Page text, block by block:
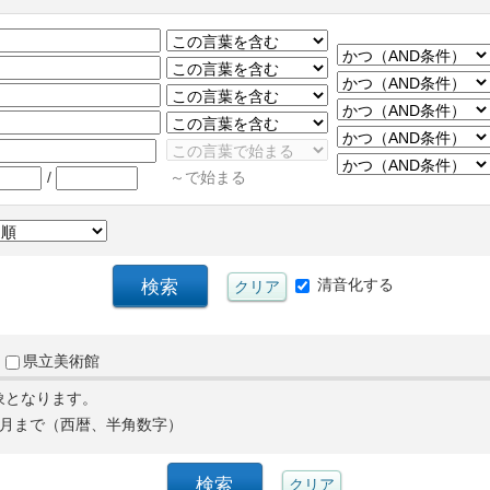
/ ～で始まる
清音化する
県立美術館
なります。
月まで（西暦、半角数字）